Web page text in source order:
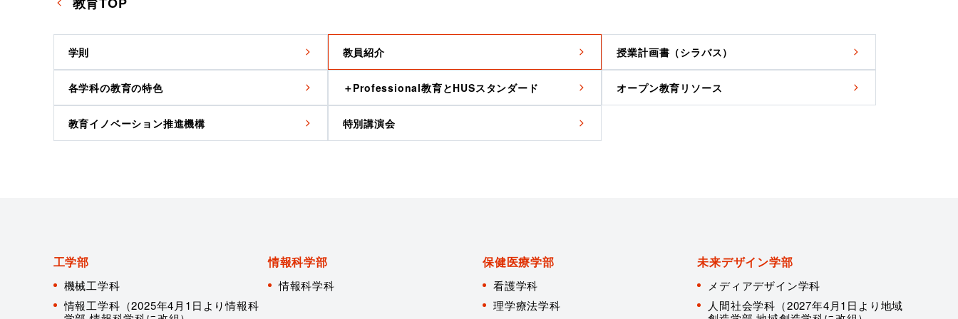
学則 教員紹介 授業計画書（シラバス）
各学科の教育の特色 ＋Professional教育とHUSスタンダード オープン教育リソース
教育イノベーション推進機構 特別講演会
工学部
機械工学科
情報工学科（2025年4月1日より情報科
情報科学部
情報科学科
保健医療学部
看護学科
理学療法学科
未来デザイン学部
メディアデザイン学科
人間社会学科（2027年4月1日より地域